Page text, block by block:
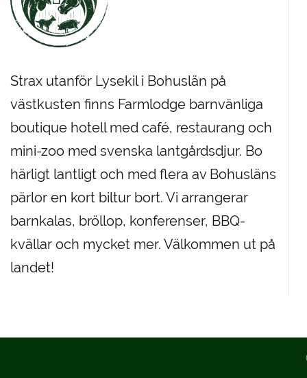
Strax utanför Lysekil i Bohuslän på
västkusten finns Farmlodge barnvänliga
boutique hotell med café, restaurang och
mini-zoo med svenska lantgårdsdjur. Bo
härligt lantligt och med flera av Bohusläns
pärlor en kort biltur bort. Vi arrangerar
barnkalas, bröllop, konferenser, BBQ-
kvällar och mycket mer. Välkommen ut på
landet!